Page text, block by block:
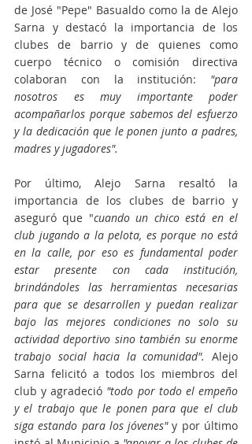
de José "Pepe" Basualdo como la de Alejo
Sarna y destacó la importancia de los
clubes de barrio y de quienes como
cuerpo técnico o comisión directiva
colaboran con la institución: "para
nosotros es muy importante poder
acompañarlos porque sabemos del esfuerzo
y la dedicación que le ponen junto a padres,
madres y jugadores".
Por último, Alejo Sarna resaltó la
importancia de los clubes de barrio y
aseguró que "cuando un chico está en el
club jugando a la pelota, es porque no está
en la calle, por eso es fundamental poder
estar presente con cada institución,
brindándoles las herramientas necesarias
para que se desarrollen y puedan realizar
bajo las mejores condiciones no solo su
actividad deportivo sino también su enorme
trabajo social hacia la comunidad". Alejo
Sarna felicitó a todos los miembros del
club y agradeció "todo por todo el empeño
y el trabajo que le ponen para que el club
siga estando para los jóvenes" y por último